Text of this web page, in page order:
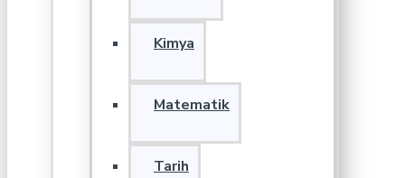
Kimya
Matematik
Tarih